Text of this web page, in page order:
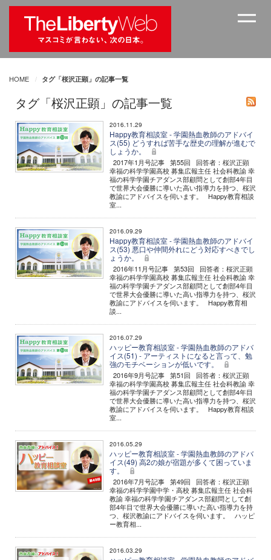
HOME タグ「桜沢正顕」の記事一覧
タグ「桜沢正顕」の記事一覧
2016.11.29
Happy教育相談室 - 学園熱血教師のアドバイ
ス(55) どうすれば苦手な歴史の理解が進むで
しょうか。
2017年1月号記事 第55回 回答者：桜沢正顕
幸福の科学学園高校 募集広報主任 社会科教諭 幸
福の科学学園チアダンス部顧問として創部4年目
で世界大会優勝に導いた高い指導力を持つ、桜沢
教諭にアドバイスを伺います。 Happy教育相談
室...
2016.09.29
Happy教育相談室 - 学園熱血教師のアドバイ
ス(53) 悪口や仲間外れにどう対応すべきでし
ょうか。
2016年11月号記事 第53回 回答者：桜沢正顕
幸福の科学学園高校 募集広報主任 社会科教諭 幸
福の科学学園チアダンス部顧問として創部4年目
で世界大会優勝に導いた高い指導力を持つ、桜沢
教諭にアドバイスを伺います。 Happy教育相
談...
2016.07.29
ハッピー教育相談室 - 学園熱血教師のアドバ
イス(51) - アーティストになると言って、勉
強のモチベーションが低いです。
2016年9月号記事 第51回 回答者：桜沢正顕
幸福の科学学園高校 募集広報主任 社会科教諭 幸
福の科学学園チアダンス部顧問として創部4年目
で世界大会優勝に導いた高い指導力を持つ、桜沢
教諭にアドバイスを伺います。 Happy教育相談
室...
2016.05.29
ハッピー教育相談室 - 学園熱血教師のアドバ
イス(49) 高2の娘が宿題が多くて困っていま
す。
2016年7月号記事 第49回 回答者：桜沢正顕
幸福の科学学園中学・高校 募集広報主任 社会科
教諭 幸福の科学学園チアダンス部顧問として創
部4年目で世界大会優勝に導いた高い指導力を持
つ、桜沢教諭にアドバイスを伺います。 ハッピ
ー教育相...
2016.03.29